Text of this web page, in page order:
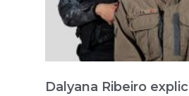
Dalyana Ribeiro